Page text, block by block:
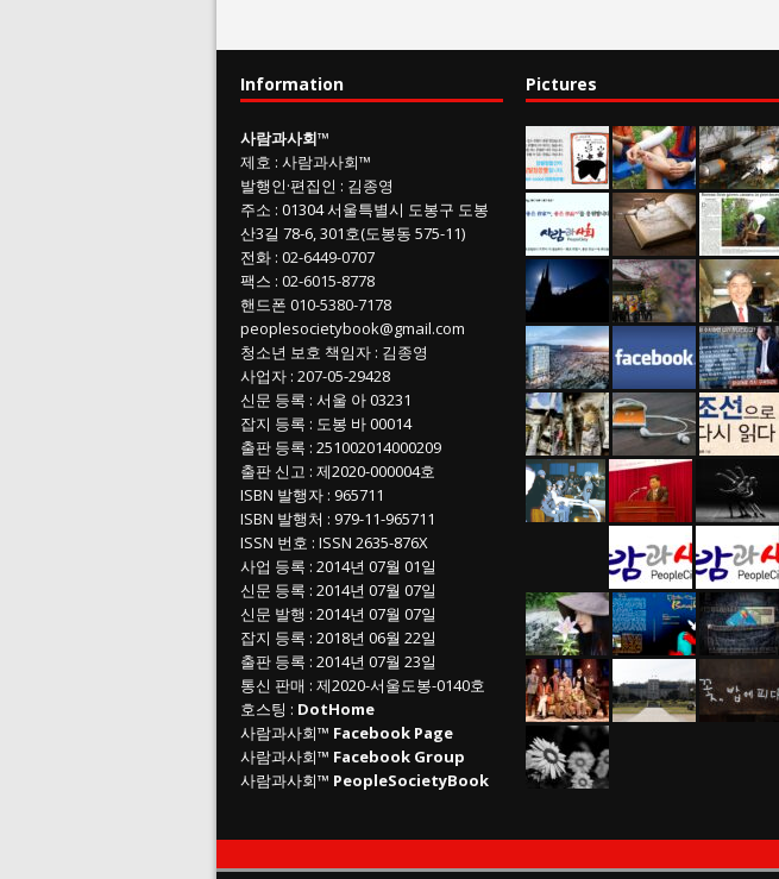
Information
사람과사회™
제호 : 사람과사회™
발행인·편집인 : 김종영
주소 : 01304서울특별시 도봉구 도봉
산3길 78-6, 301호(도봉동 575-11)
전화 : 02-6449-0707
팩스 : 02-6015-8778
핸드폰 010-5380-7178
peoplesocietybook@gmail.com
청소년 보호 책임자 : 김종영
사업자 : 207-05-29428
신문 등록 : 서울 아 03231
잡지 등록 : 도봉 바 00014
출판 등록 : 251002014000209
출판 신고 : 제2020-000004호
ISBN 발행자 : 965711
ISBN 발행처 : 979-11-965711
ISSN 번호 : ISSN 2635-876X
사업 등록 : 2014년 07월 01일
신문 등록 : 2014년 07월 07일
신문 발행 : 2014년 07월 07일
잡지 등록 : 2018년 06월 22일
출판 등록 : 2014년 07월 23일
통신 판매 : 제2020-서울도봉-0140호
호스팅 : DotHome
사람과사회™ Facebook Page
사람과사회™ Facebook Group
사람과사회™ PeopleSocietyBook
Pictures